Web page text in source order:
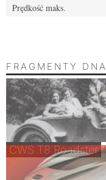
Prędkość maks.
FRAGMENTY DNA
CWS T8 Roadster